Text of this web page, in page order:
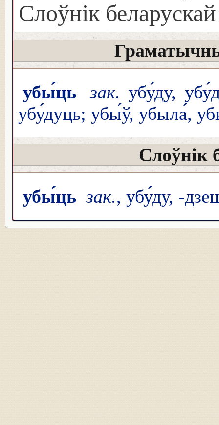
Слоўнік
убы́ць зак. убу́ду,
убу́дуць; убы́ў, убыла́,
Слоўнік
убы́ць зак., убу́ду, -